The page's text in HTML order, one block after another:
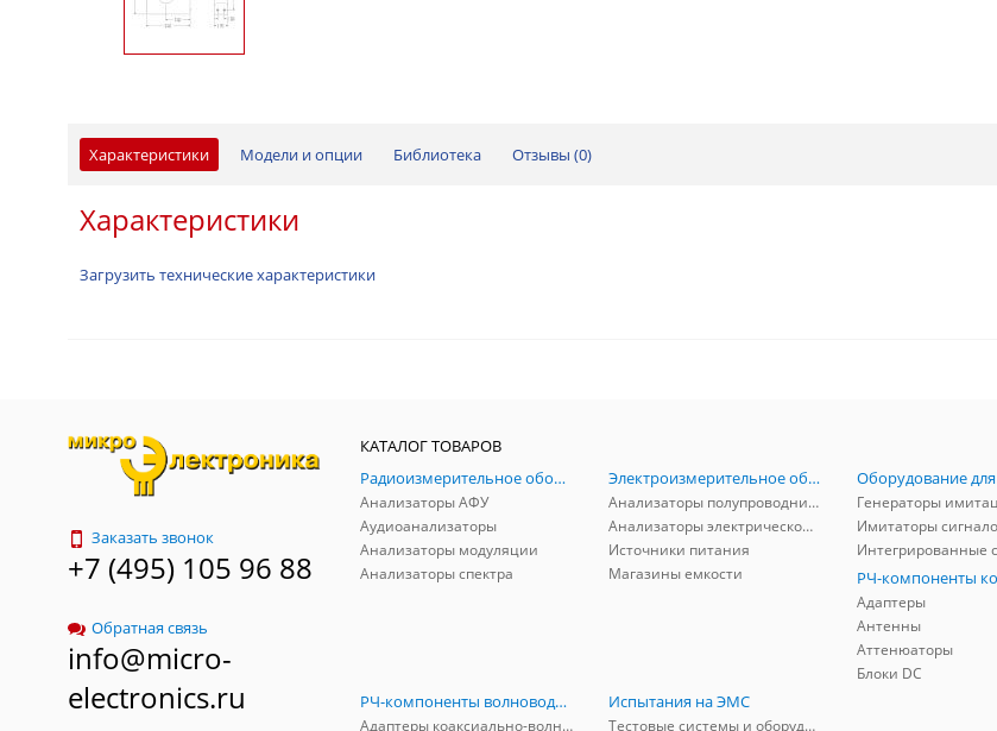
Характеристики Модели и опции Библиотека Отзывы (0)
Характеристики
Загрузить технические характеристики
Заказать звонок
+7 (495) 105 96 88
Обратная связь
info@micro-
electronics.ru
КАТАЛОГ ТОВАРОВ
Радиоизмерительное оборудование
Анализаторы АФУ
Аудиоанализаторы
Анализаторы модуляции
Анализаторы спектра
Электроизмерительное оборудование
Анализаторы полупроводников
Анализаторы электрической мощности
Источники питания
Магазины емкости
Имитаторы
Адаптеры
Антенны
Аттенюаторы
Блоки DC
РЧ-компоненты волноводные
Адаптеры коаксиально-волноводные
Испытания на ЭМС
Тестовые системы и оборудование